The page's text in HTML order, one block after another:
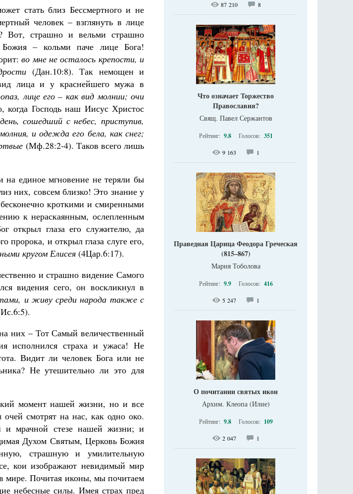
стать близ Бессмертного и не
человек – взглянуть в лице
Вот, страшно и вельми страшно
– кольми паче лице Бога!
во мне не осталось крепости, и
(Дан.10:8). Так немощен и
лица и у краснейшего мужа в
лице его – как вид молнии; очи
когда Господь наш Иисус Христос
сошедший с небес, приступив,
и одежда его бела, как снег;
(Мф.28:2-4). Таков всего лишь
единое мгновение не теряли бы
них, совсем близко! Это знание у
кроткими и смиренными
к нераскаянным, ослепленным
открыл глаза его служителю, да
пророка, и открыл глаза слуге его,
кругом Елисея (4Цар.6:17).
и страшно видение Самого
видения сего, он воскликнул в
и живу среди народа также с
них – Тот Самый величественный
исполнился страха и ужаса! Не
Видит ли человек Бога или не
Не утешительно ли это для
момент нашей жизни, но и все
смотрят на нас, как одно око.
и мрачной стезе нашей жизни; и
Духом Святым, Церковь Божия
страшную и умилительную
кои изображают невидимый мир
мире. Почитая иконы, мы почитаем
небесные силы. Имея страх пред
87 210 8
Что означает Торжество
Православия?
Свящ. Павел Сержантов
Рейтинг: 9.8 Голосов: 351
9 163 1
Праведная Царица Феодора Греческая
(815–867)
Мария Тоболова
Рейтинг: 9.9 Голосов: 416
5 247 1
О почитании святых икон
Архим. Клеопа (Илие)
Рейтинг: 9.8 Голосов: 109
2 047 1